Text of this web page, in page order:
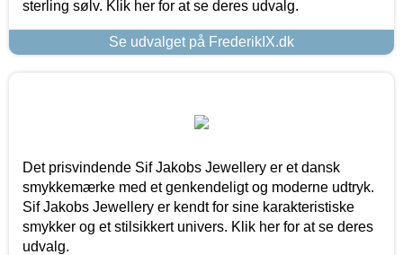
sterling sølv. Klik her for at se deres udvalg.
Se udvalget på FrederikIX.dk
Det prisvindende Sif Jakobs Jewellery er et dansk
smykkemærke med et genkendeligt og moderne udtryk.
Sif Jakobs Jewellery er kendt for sine karakteristiske
smykker og et stilsikkert univers. Klik her for at se deres
udvalg.